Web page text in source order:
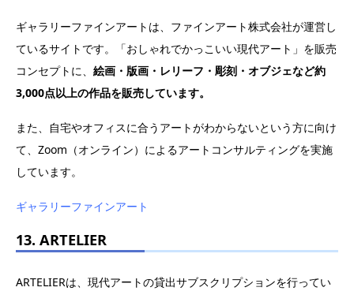
ギャラリーファインアートは、ファインアート株式会社が運営し
ているサイトです。「おしゃれでかっこいい現代アート」を販売
コンセプトに、 絵画・版画・レリーフ・彫刻・オブジェなど約
3,000点以上の作品を販売しています。
また、自宅やオフィスに合うアートがわからないという方に向け
て、Zoom（オンライン）によるアートコンサルティングを実施
しています。
ギャラリーファインアート
13. ARTELIER
ARTELIERは、現代アートの貸出サブスクリプションを行ってい